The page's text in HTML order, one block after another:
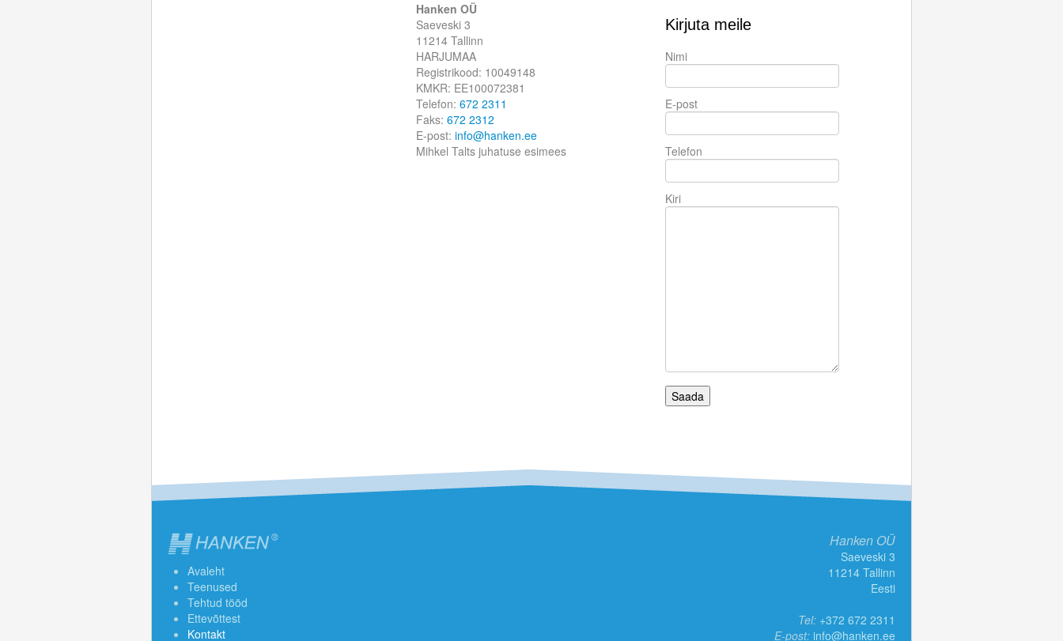
Hanken OÜ
Saeveski 3
11214 Tallinn
HARJUMAA
Registrikood: 10049148
KMKR: EE100072381
Telefon:672 2311
Faks:672 2312
E-post:info@hanken.ee
Mihkel Talts juhatuse esimees
Kirjuta meile
Nimi
E-post
Telefon
Kiri
Avaleht
Teenused
Tehtud tööd
Ettevõttest
Kontakt
Hanken OÜ
Saeveski 3
11214 Tallinn
Eesti
Tel: +372 672 2311
E-post: info@hanken.ee